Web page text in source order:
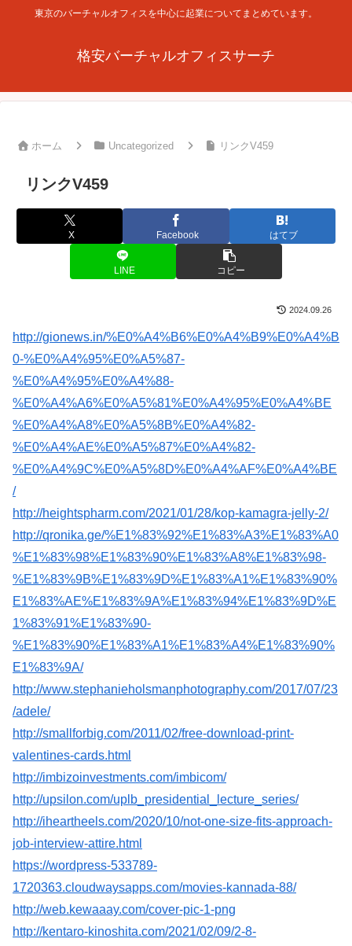
東京のバーチャルオフィスを中心に起業についてまとめています。
格安バーチャルオフィスサーチ
ホーム Uncategorized リンクV459
リンクV459
X Facebook はてブ
LINE コピー
2024.09.26
http://gionews.in/%E0%A4%B6%E0%A4%B9%E0%A4%B
0-%E0%A4%95%E0%A5%87-
%E0%A4%95%E0%A4%88-
%E0%A4%A6%E0%A5%81%E0%A4%95%E0%A4%BE
%E0%A4%A8%E0%A5%8B%E0%A4%82-
%E0%A4%AE%E0%A5%87%E0%A4%82-
%E0%A4%9C%E0%A5%8D%E0%A4%AF%E0%A4%BE
/
http://heightspharm.com/2021/01/28/kop-kamagra-jelly-2/
http://qronika.ge/%E1%83%92%E1%83%A3%E1%83%A0
%E1%83%98%E1%83%90%E1%83%A8%E1%83%98-
%E1%83%9B%E1%83%9D%E1%83%A1%E1%83%90%
E1%83%AE%E1%83%9A%E1%83%94%E1%83%9D%E
1%83%91%E1%83%90-
%E1%83%90%E1%83%A1%E1%83%A4%E1%83%90%
E1%83%9A/
http://www.stephanieholsmanphotography.com/2017/07/23
/adele/
http://smallforbig.com/2011/02/free-download-print-
valentines-cards.html
http://imbizoinvestments.com/imbicom/
http://upsilon.com/uplb_presidential_lecture_series/
http://iheartheels.com/2020/10/not-one-size-fits-approach-
job-interview-attire.html
https://wordpress-533789-
1720363.cloudwaysapps.com/movies-kannada-88/
http://web.kewaaay.com/cover-pic-1-png
http://kentaro-kinoshita.com/2021/02/09/2-8-